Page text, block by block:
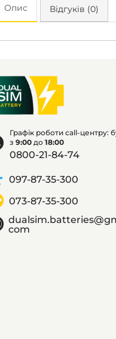
Опис Відгуків (0)
Графік роботи call-центру:
з9:00 до18:00
0800-21-84-74
097-87-35-300
073-87-35-300
com